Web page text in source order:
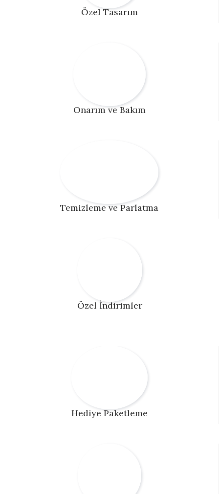
Özel Tasarım
Onarım ve Bakım
Temizleme ve Parlatma
Özel İndirimler
Hediye Paketleme